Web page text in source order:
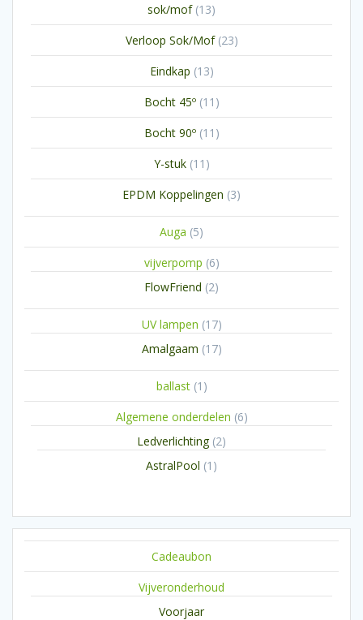
sok/mof 1313
producten
Verloop Sok/Mof 2323
producten
Eindkap 1313
producten
Bocht 45º 11 11
producten
Bocht 90º 11 11
producten
Y-stuk 11 11
producten
EPDM Koppelingen 33
Auga 55
producten
vijverpomp 66
FlowFriend 22
UV lampen 1717
Amalgaam 1717
ballast 1 1
product
Algemene onderdelen 66
Ledverlichting 22
AstralPool 1 1
Cadeaubon
Vijveronderhoud
Voorjaar